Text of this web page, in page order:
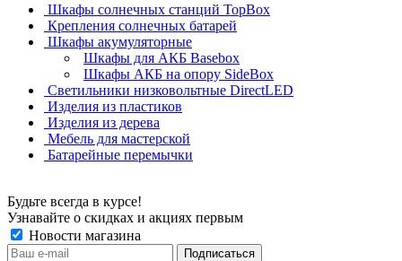
Шкафы солнечных станций TopBox
Крепления солнечных батарей
Шкафы акумуляторные
Шкафы для АКБ Basebox
Шкафы АКБ на опору SideBox
Светильники низковольтные DirectLED
Изделия из пластиков
Изделия из дерева
Мебель для мастерской
Батарейные перемычки
Будьте всегда в курсе!
Узнавайте о скидках и акциях первым
Новости магазина